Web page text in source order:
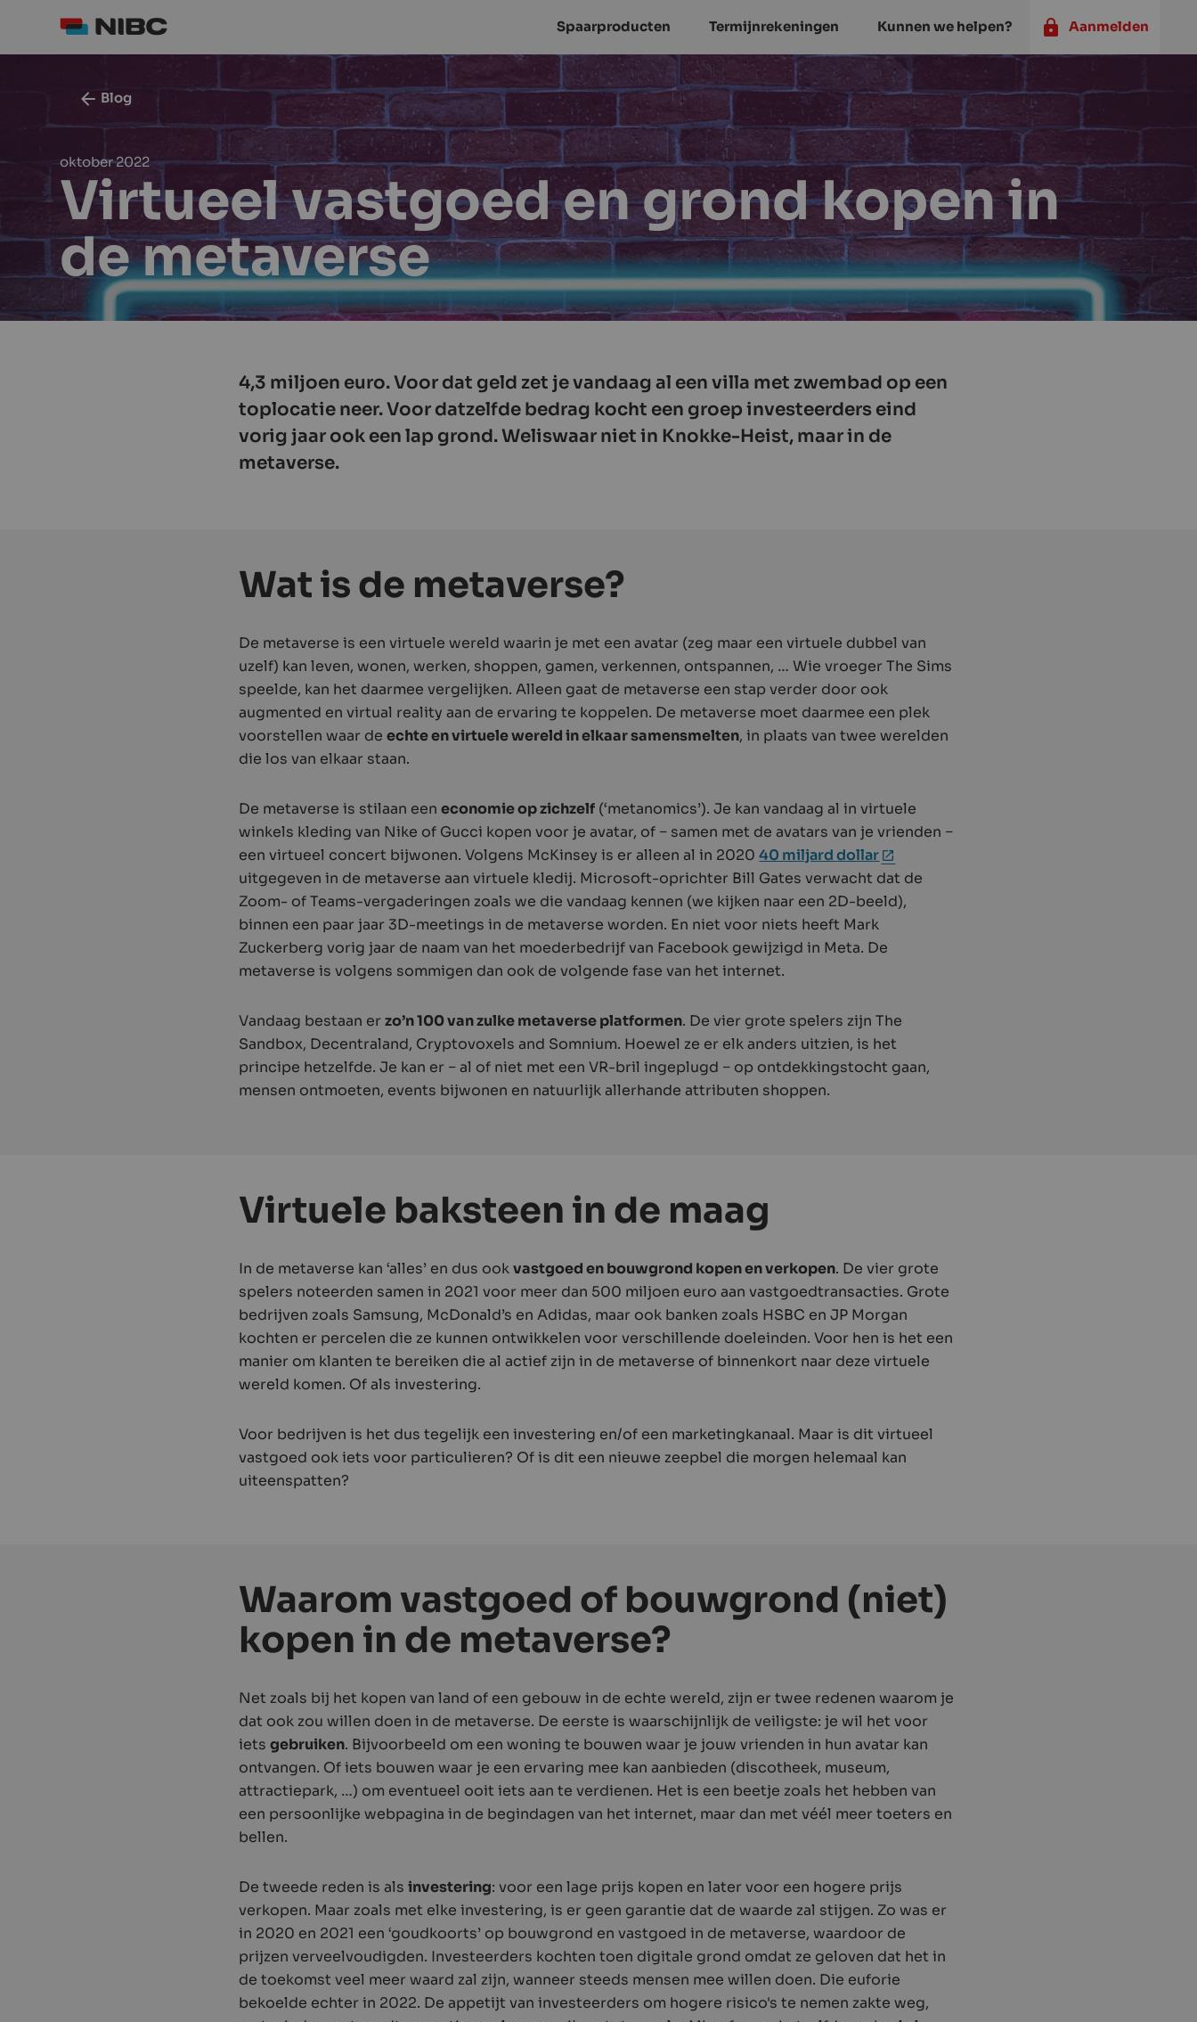
Spaarproducten Termijnrekeningen Kunnen we helpen? Aanmelden
Blog
oktober 2022
Virtueel vastgoed en grond kopen in
de metaverse
4,3 miljoen euro. Voor dat geld zet je vandaag al een villa met zwembad op een
toplocatie neer. Voor datzelfde bedrag kocht een groep investeerders eind
vorig jaar ook een lap grond. Weliswaar niet in Knokke-Heist, maar in de
metaverse.
Wat is de metaverse?
De metaverse is een virtuele wereld waarin je met een avatar (zeg maar een virtuele dubbel van
uzelf) kan leven, wonen, werken, shoppen, gamen, verkennen, ontspannen, … Wie vroeger The Sims
speelde, kan het daarmee vergelijken. Alleen gaat de metaverse een stap verder door ook
augmented en virtual reality aan de ervaring te koppelen. De metaverse moet daarmee een plek
voorstellen waar deechte en virtuele wereld in elkaar samensmelten, in plaats van twee werelden
die los van elkaar staan.
De metaverse is stilaan eeneconomie op zichzelf (‘metanomics’). Je kan vandaag al in virtuele
winkels kleding van Nike of Gucci kopen voor je avatar, of − samen met de avatars van je vrienden −
een virtueel concert bijwonen. Volgens McKinsey is er alleen al in 202040 miljarddollar
uitgegeven in de metaverse aan virtuele kledij. Microsoft-oprichter Bill Gates verwacht dat de
Zoom- of Teams-vergaderingen zoals we die vandaag kennen (we kijken naar een 2D-beeld),
binnen een paar jaar 3D-meetings in de metaverse worden. En niet voor niets heeft Mark
Zuckerberg vorig jaar de naam van het moederbedrijf van Facebook gewijzigd in Meta. De
metaverse is volgens sommigen dan ook de volgende fase van het internet.
Vandaag bestaan erzo’n 100 van zulke metaverse platformen. De vier grote spelers zijn The
Sandbox, Decentraland, Cryptovoxels and Somnium. Hoewel ze er elk anders uitzien, is het
principe hetzelfde. Je kan er − al of niet met een VR-bril ingeplugd − op ontdekkingstocht gaan,
mensen ontmoeten, events bijwonen en natuurlijk allerhande attributen shoppen.
Virtuele baksteen in de maag
In de metaverse kan ‘alles’ en dus ookvastgoed en bouwgrond kopen en verkopen. De vier grote
spelers noteerden samen in 2021 voor meer dan 500 miljoen euro aan vastgoed­transacties. Grote
bedrijven zoals Samsung, McDonald’s en Adidas, maar ook banken zoals HSBC en JP Morgan
kochten er percelen die ze kunnen ontwikkelen voor verschillende doeleinden. Voor hen is het een
manier om klanten te bereiken die al actief zijn in de metaverse of binnenkort naar deze virtuele
wereld komen. Of als investering.
Voor bedrijven is het dus tegelijk een investering en/of een marketingkanaal. Maar is dit virtueel
vastgoed ook iets voor particulieren? Of is dit een nieuwe zeepbel die morgen helemaal kan
uiteenspatten?
Waarom vastgoed of bouwgrond (niet)
kopen in de metaverse?
Net zoals bij het kopen van land of een gebouw in de echte wereld, zijn er twee redenen waarom je
dat ook zou willen doen in de metaverse. De eerste is waarschijnlijk de veiligste: je wil het voor
ietsgebruiken. Bijvoorbeeld om een woning te bouwen waar je jouw vrienden in hun avatar kan
ontvangen. Of iets bouwen waar je een ervaring mee kan aanbieden (discotheek, museum,
attractiepark, …) om eventueel ooit iets aan te verdienen. Het is een beetje zoals het hebben van
een persoonlijke webpagina in de begindagen van het internet, maar dan met véél meer toeters en
bellen.
De tweede reden is alsinvestering: voor een lage prijs kopen en later voor een hogere prijs
verkopen. Maar zoals met elke investering, is er geen garantie dat de waarde zal stijgen. Zo was er
in 2020 en 2021 een ‘goudkoorts’ op bouwgrond en vastgoed in de metaverse, waardoor de
prijzen verveelvoudigden. Investeerders kochten toen digitale grond omdat ze geloven dat het in
de toekomst veel meer waard zal zijn, wanneer steeds mensen mee willen doen. Die euforie
bekoelde echter in 2022. De appetijt van investeerders om hogere risico's te nemen zakte weg,